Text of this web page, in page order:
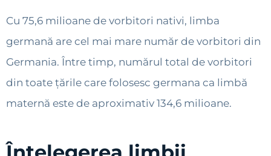
Cu 75,6 milioane de vorbitori nativi, limba
germană are cel mai mare număr de vorbitori din
Germania. Între timp, numărul total de vorbitori
din toate țările care folosesc germana ca limbă
maternă este de aproximativ 134,6 milioane.